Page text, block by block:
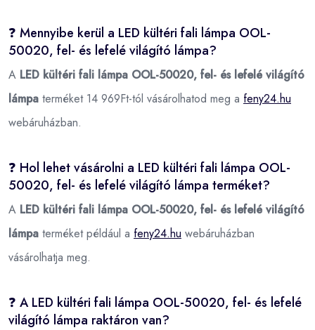
❓ Mennyibe kerül a LED kültéri fali lámpa OOL-
50020, fel- és lefelé világító lámpa?
A LED kültéri fali lámpa OOL-50020, fel- és lefelé világító
lámpa terméket 14 969Ft-tól vásárolhatod meg a feny24.hu
webáruházban.
❓ Hol lehet vásárolni a LED kültéri fali lámpa OOL-
50020, fel- és lefelé világító lámpa terméket?
A LED kültéri fali lámpa OOL-50020, fel- és lefelé világító
lámpa terméket például a feny24.hu webáruházban
vásárolhatja meg.
❓ A LED kültéri fali lámpa OOL-50020, fel- és lefelé
világító lámpa raktáron van?